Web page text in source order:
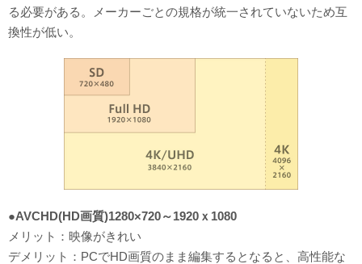
る必要がある。メーカーごとの規格が統一されていないため互
換性が低い。
●AVCHD(HD画質)1280×720～1920ｘ1080
メリット：映像がきれい
デメリット：PCでHD画質のまま編集するとなると、高性能な